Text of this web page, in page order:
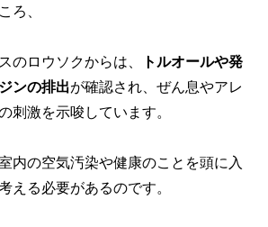
ろ、
のロウソクからは、
トルオールや発
ンの排出が確認され、ぜん息やアレ
刺激を示唆しています。
内の空気汚染や健康のことを頭に入
える必要があるのです。